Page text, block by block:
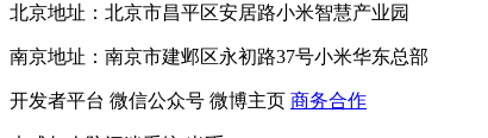
北京地址：北京市昌平区安居路小米智慧产业园
南京地址：南京市建邺区永初路37号小米华东总部
开发者平台 微信公众号 微博主页 商务合作